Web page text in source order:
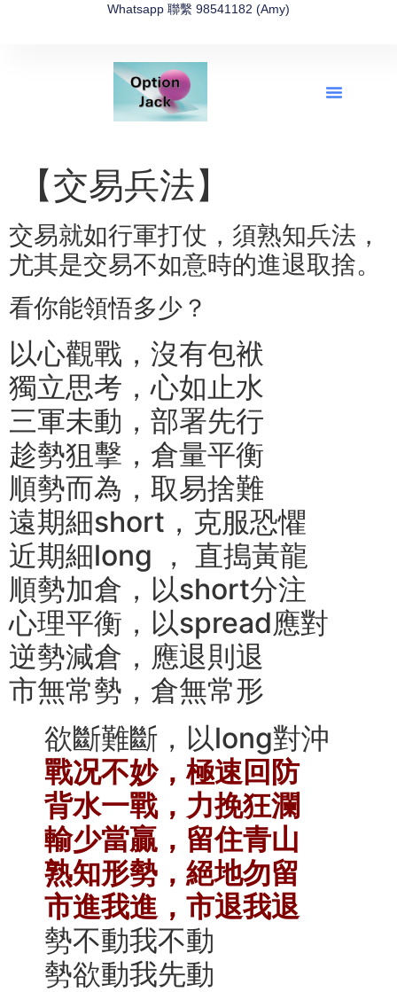
Whatsapp 聯繫 98541182 (Amy)
【交易兵法】
交易就如行軍打仗，須熟知兵法，
尤其是交易不如意時的進退取捨。
看你能領悟多少？
以心觀戰，沒有包袱
獨立思考，心如止水
三軍未動，部署先行
趁勢狙擊，倉量平衡
順勢而為，取易捨難
遠期細short，克服恐懼
近期細long ， 直搗黃龍
順勢加倉，以short分注
心理平衡，以spread應對
逆勢減倉，應退則退
市無常勢，倉無常形
欲斷難斷，以long對沖
戰况不妙，極速回防
背水一戰，力挽狂瀾
輸少當贏，留住青山
熟知形勢，絕地勿留
市進我進，市退我退
勢不動我不動
勢欲動我先動